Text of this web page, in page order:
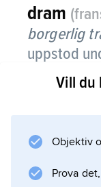
dram
borgerlig
uppstod
Den utgör
allvarliga
är vanligen
Vill du
Objektiv
Prova